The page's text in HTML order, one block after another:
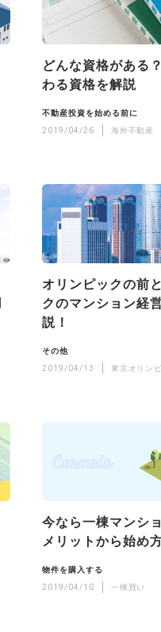
どんな資格がある
わる資格を解説
不動産投資を始める前に
2019/04/26
海外不動産
オリンピックの前
クのマンション経
説！
その他
2019/04/13
東京オリン
今なら一棟マンシ
メリットから始め
物件を購入する
2019/04/10
一棟買い